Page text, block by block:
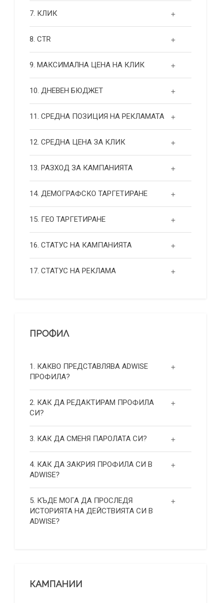
7. КЛИК
8. CTR
9. МАКСИМАЛНА ЦЕНА НА КЛИК
10. ДНЕВЕН БЮДЖЕТ
11. СРЕДНА ПОЗИЦИЯ НА РЕКЛАМАТА
12. СРЕДНА ЦЕНА ЗА КЛИК
13. РАЗХОД ЗА КАМПАНИЯТА
14. ДЕМОГРАФСКО ТАРГЕТИРАНЕ
15. ГЕО ТАРГЕТИРАНЕ
16. СТАТУС НА КАМПАНИЯТА
17. СТАТУС НА РЕКЛАМА
ПРОФИЛ
1. КАКВО ПРЕДСТАВЛЯВА ADWISE
ПРОФИЛА?
2. КАК ДА РЕДАКТИРАМ ПРОФИЛА
СИ?
3. КАК ДА СМЕНЯ ПАРОЛАТА СИ?
4. КАК ДА ЗАКРИЯ ПРОФИЛА СИ В
ADWISE?
5. КЪДЕ МОГА ДА ПРОСЛЕДЯ
ИСТОРИЯТА НА ДЕЙСТВИЯТА СИ В
ADWISE?
КАМПАНИИ